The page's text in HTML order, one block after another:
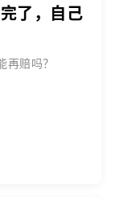
了，自己
赔吗？